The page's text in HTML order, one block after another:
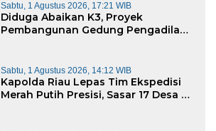
Sabtu, 1 Agustus 2026, 17:21 WIB
Diduga Abaikan K3, Proyek
Pembangunan Gedung Pengadilan
Sabtu, 1 Agustus 2026, 14:12 WIB
Kapolda Riau Lepas Tim Ekspedisi
Merah Putih Presisi, Sasar 17 Desa di